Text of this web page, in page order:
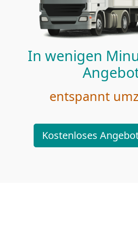
In wenigen
entspannt
Kostenloses